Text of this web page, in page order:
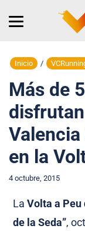
Inicio /
Más de
en la
4 octubre, 2015
LaVolta a Peu
de la Seda”,